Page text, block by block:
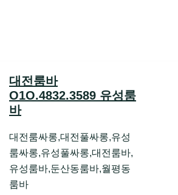
대전룸바
O1O.4832.3589 유성룸
바
대전룸싸롱,대전풀싸롱,유성
룸싸롱,유성풀싸롱,대전룸바,
유성룸바,둔산동룸바,월평동
룸바